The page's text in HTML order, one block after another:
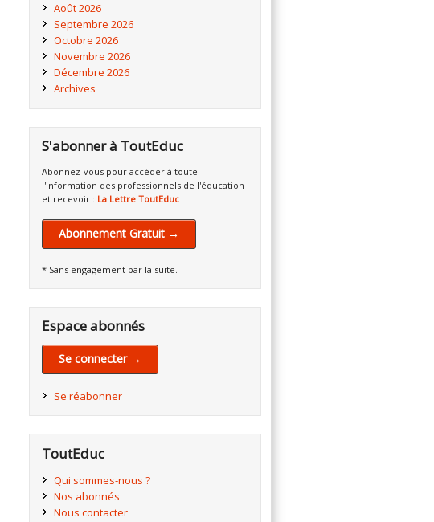
Août 2026
Septembre 2026
Octobre 2026
Novembre 2026
Décembre 2026
Archives
S'abonner à ToutEduc
Abonnez-vous pour accéder à toute
l'information des professionnels de l'éducation
et recevoir : La Lettre ToutEduc
Abonnement Gratuit →
* Sans engagement par la suite.
Espace abonnés
Se connecter →
Se réabonner
ToutEduc
Qui sommes-nous ?
Nos abonnés
Nous contacter